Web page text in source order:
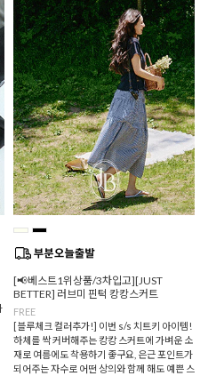
[📢베스트1위상품/3차입고][JUST
BETTER] 러브미 핀턱 캉캉스커트
FREE
[블루체크 컬러추가!] 이번 s/s 치트키 아이템!
하체를 싹 커버해주는 캉캉 스커트에 가벼운 소
재로 여름에도 착용하기 좋구요, 은근 포인트가
되어주는 자수로 어떤 상의와 함께 해도 예쁜 스